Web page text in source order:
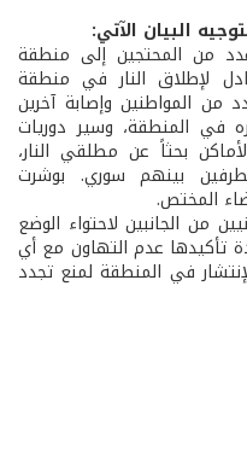
البيان الآتي:
وأثناء توجّه عدد من المحتجين إلى منطقة
لإطلاق النار في منطقة
من المواطنين وإصابة آخرين
في المنطقة، وسير دوريات
بحثاً عن مطلقي النار،
بينهم سوري. بوشرت
المختص.
من الجانبين لاحتواء الوضع
تأكيدها عدم التهاون مع أي
في المنطقة لمنع تجدد